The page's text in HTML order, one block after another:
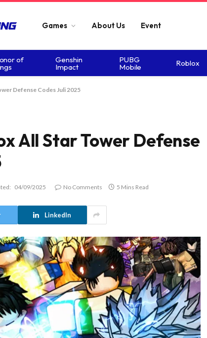
Games About Us Event
of Genshin
Impact
PUBG
Mobile Roblox
Defense Codes Juli 2025
All Star Tower Defense
04/09/2025 No Comments 5 Mins Read
LinkedIn